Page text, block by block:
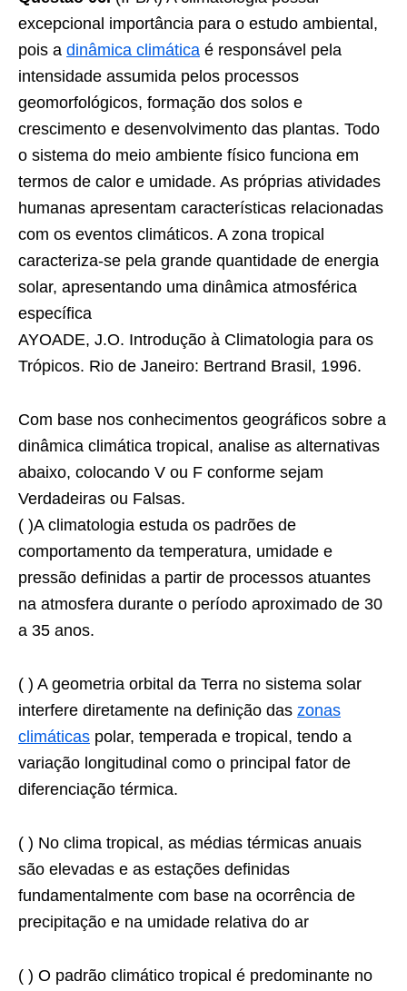
excepcional importância para o estudo ambiental,
pois a dinâmica climática é responsável pela
intensidade assumida pelos processos
geomorfológicos, formação dos solos e
crescimento e desenvolvimento das plantas. Todo
o sistema do meio ambiente físico funciona em
termos de calor e umidade. As próprias atividades
humanas apresentam características relacionadas
com os eventos climáticos. A zona tropical
caracteriza-se pela grande quantidade de energia
solar, apresentando uma dinâmica atmosférica
específica
AYOADE, J.O. Introdução à Climatologia para os
Trópicos. Rio de Janeiro: Bertrand Brasil, 1996.
Com base nos conhecimentos geográficos sobre a
dinâmica climática tropical, analise as alternativas
abaixo, colocando V ou F conforme sejam
Verdadeiras ou Falsas.
( )A climatologia estuda os padrões de
comportamento da temperatura, umidade e
pressão definidas a partir de processos atuantes
na atmosfera durante o período aproximado de 30
a 35 anos.
( ) A geometria orbital da Terra no sistema solar
interfere diretamente na definição das zonas
climáticas polar, temperada e tropical, tendo a
variação longitudinal como o principal fator de
diferenciação térmica.
( ) No clima tropical, as médias térmicas anuais
são elevadas e as estações definidas
fundamentalmente com base na ocorrência de
precipitação e na umidade relativa do ar
( ) O padrão climático tropical é predominante no